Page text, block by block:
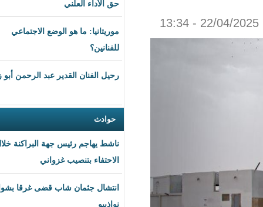
موريتانيا: ما هو الوضع الاجتماعي
رحيل الفنان القدير عبد الرحمن أبو زهرة
ناشط يهاجم رئيس جهة البراكنة خلال
الاحتفاء بتنصيب غزواني
انتشال جثمان شاب قضى غرقا بشواطئ